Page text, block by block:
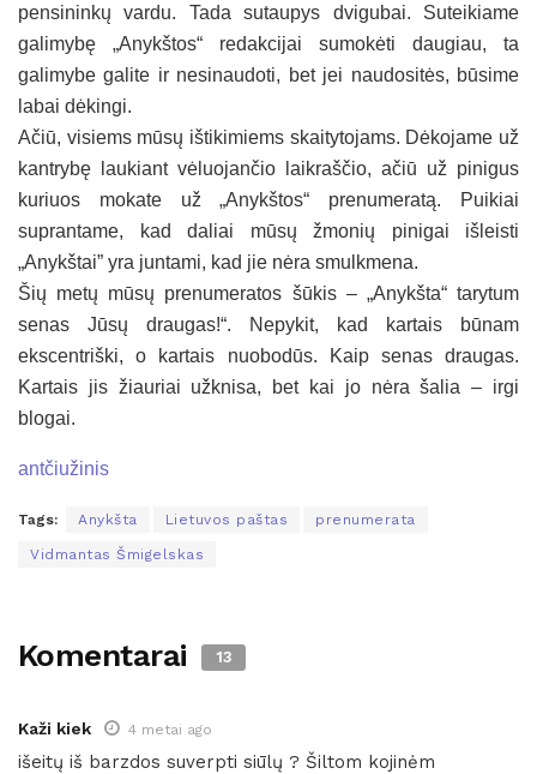
pensininkų vardu. Tada sutaupys dvigubai. Suteikiame
galimybę „Anykštos“ redakcijai sumokėti daugiau, ta
galimybe galite ir nesinaudoti, bet jei naudositės, būsime
labai dėkingi.
Ačiū, visiems mūsų ištikimiems skaitytojams. Dėkojame už
kantrybę laukiant vėluojančio laikraščio, ačiū už pinigus
kuriuos mokate už „Anykštos“ prenumeratą. Puikiai
suprantame, kad daliai mūsų žmonių pinigai išleisti
„Anykštai” yra juntami, kad jie nėra smulkmena.
Šių metų mūsų prenumeratos šūkis – „Anykšta“ tarytum
senas Jūsų draugas!“. Nepykit, kad kartais būnam
ekscentriški, o kartais nuobodūs. Kaip senas draugas.
Kartais jis žiauriai užknisa, bet kai jo nėra šalia – irgi
blogai.
antčiužinis
Tags: Anykšta Lietuvos paštas prenumerata
Vidmantas Šmigelskas
Komentarai 13
Kaži kiek 4 metai ago
išeitų iš barzdos suverpti siūlų ? Šiltom kojinėm